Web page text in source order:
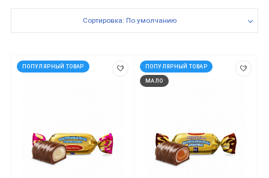
Сортировка: По умолчанию
ПОПУЛЯРНЫЙ ТОВАР ПОПУЛЯРНЫЙ ТОВАР
МАЛО